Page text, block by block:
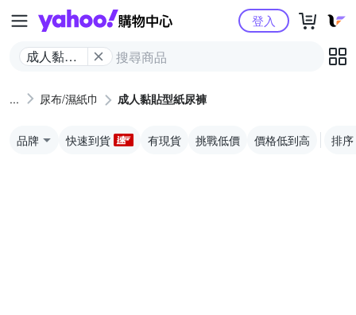
Yahoo購物中心
成人黏貼
登入
尿布/濕紙巾 成人黏貼型紙尿褲
品牌 快速到貨 有現貨 挑戰低價 價格低到高 排序